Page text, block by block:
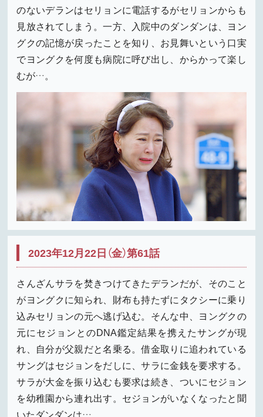
のないデランはセリョンに電話するがセリョンからも
見放されてしまう。一方、入院中のダンダンは、ヨン
グクの記憶が戻ったことを知り、お見舞いという口実
でヨングクを何度も病院に呼び出し、からかって楽し
むが…。
2023年12月22日（金）第61話
さんざんサラを焚きつけてきたデランだが、そのこと
がヨングクに知られ、財布も持たずにタクシーに乗り
込みセリョンの元へ逃げ込む。そんな中、ヨングクの
元にセジョンとのDNA鑑定結果を携えたサングが現
れ、自分が父親だと名乗る。借金取りに追われている
サングはセジョンをだしに、サラに金銭を要求する。
サラが大金を振り込むも要求は続き、ついにセジョン
を幼稚園から連れ出す。セジョンがいなくなったと聞
いたダンダンは…。